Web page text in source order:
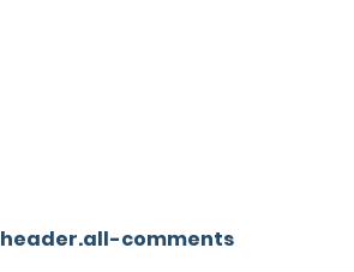
header.all-comments